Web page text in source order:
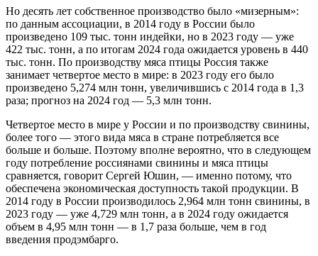
Но десять лет собственное производство было «мизерным»:
по данным ассоциации, в 2014 году в России было
произведено 109 тыс. тонн индейки, но в 2023 году — уже
422 тыс. тонн, а по итогам 2024 года ожидается уровень в 440
тыс. тонн. По производству мяса птицы Россия также
занимает четвертое место в мире: в 2023 году его было
произведено 5,274 млн тонн, увеличившись с 2014 года в 1,3
раза; прогноз на 2024 год — 5,3 млн тонн.
Четвертое место в мире у России и по производству свинины,
более того — этого вида мяса в стране потребляется все
больше и больше. Поэтому вполне вероятно, что в следующем
году потребление россиянами свинины и мяса птицы
сравняется, говорит Сергей Юшин, — именно потому, что
обеспечена экономическая доступность такой продукции. В
2014 году в России производилось 2,964 млн тонн свинины, в
2023 году — уже 4,729 млн тонн, а в 2024 году ожидается
объем в 4,95 млн тонн — в 1,7 раза больше, чем в год
введения продэмбарго.